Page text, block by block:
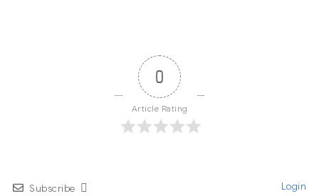
0
Article Rating
Subscribe Login